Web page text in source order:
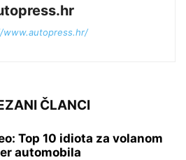
ČLANCI
Top 10 idiota za volanom
automobila